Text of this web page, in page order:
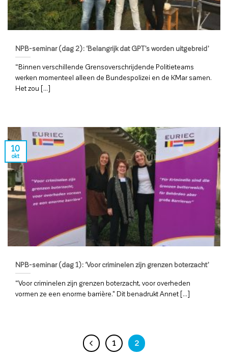
NPB-seminar (dag 2): ‘Belangrijk dat GPT’s worden uitgebreid’
“Binnen verschillende Grensoverschrijdende Politieteams
werken momenteel alleen de Bundespolizei en de KMar samen.
Het zou [...]
NPB-seminar (dag 1): ‘Voor criminelen zijn grenzen boterzacht’
“Voor criminelen zijn grenzen boterzacht, voor overheden
vormen ze een enorme barrière." Dit benadrukt Annet [...]
10
okt
1 2